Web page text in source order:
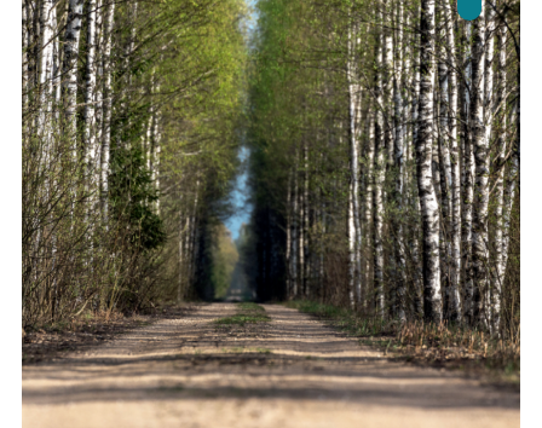
Ziedo
Veikals
Kontakti
ThreadsFacebookYoutube
X Instagram
Flick TikTok